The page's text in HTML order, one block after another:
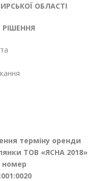
ОБЛАСТІ
РІШЕННЯ
терміну оренди
ТОВ «ЯСНА 2018»
номер